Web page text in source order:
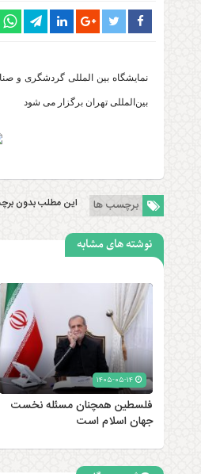
بین‌المللی تهران برگزار می شود
برچسب ها این مطلب بدون
نوشته های مشابه
۱۴۰۵-۰۵-۱۴
فلسطین همچنان مسئله نخست
جهان اسلام است